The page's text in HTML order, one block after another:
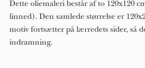
Dette oliemaleri består af to 120x120
linned). Den samlede størrelse er
motiv fortsætter på lærredets sider, så
indramning.